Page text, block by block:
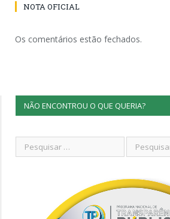
NOTA OFICIAL
Os comentários estão fechados.
NÃO ENCONTROU O QUE QUERIA?